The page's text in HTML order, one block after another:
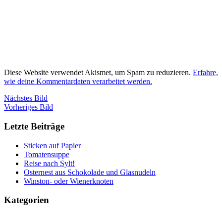
Diese Website verwendet Akismet, um Spam zu reduzieren. Erfahre,
wie deine Kommentardaten verarbeitet werden.
Nächstes Bild
Vorheriges Bild
Letzte Beiträge
Sticken auf Papier
Tomatensuppe
Reise nach Sylt!
Osternest aus Schokolade und Glasnudeln
Winston- oder Wienerknoten
Kategorien